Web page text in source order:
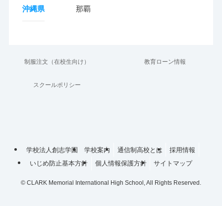
沖縄県 那覇
制服注文（在校生向け） 教育ローン情報
スクールポリシー
学校法人創志学園 学校案内 通信制高校とは
採用情報
いじめ防止基本方針
個人情報保護方針 サイトマップ
© CLARK Memorial International High School, All Rights Reserved.